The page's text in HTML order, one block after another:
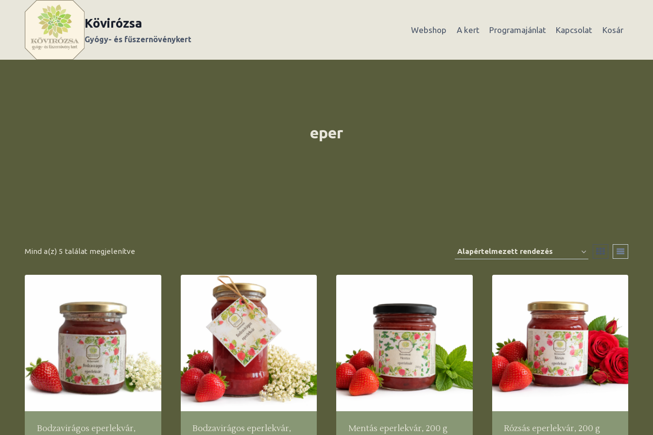
Kövirózsa
Gyógy- és fűszernövénykert
Webshop A kert Programajánlat Kapcsolat Kosár
eper
Mind a(z) 5 találat megjelenítve
Bodzavirágos eperlekvár,
Bodzavirágos eperlekvár,
Mentás eperlekvár, 200 g Rózsás eperlekvár, 200 g